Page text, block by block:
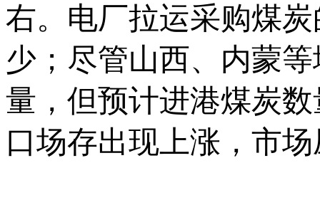
右。电厂拉运采购煤
少；尽管山西、内蒙
量，但预计进港煤炭
口场存出现上涨，市